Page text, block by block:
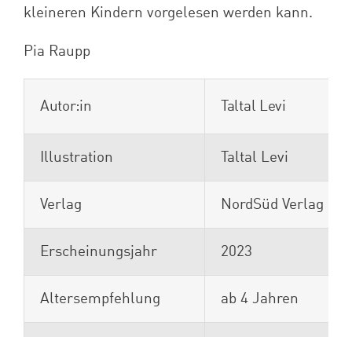
kleineren Kindern vorgelesen werden kann.
Pia Raupp
Autor:in Taltal Levi
Illustration Taltal Levi
Verlag NordSüd Verlag
Erscheinungsjahr 2023
Altersempfehlung ab 4 Jahren